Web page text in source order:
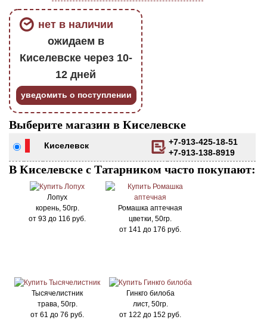
нет в наличии
ожидаем в
Киселевске через 10-
12 дней
уведомить о поступлении
Выберите магазин в Киселевске
Киселевск
+7-913-425-18-51
+7-913-138-8919
В Киселевске с Татарником часто покупают:
Лопух
корень, 50гр.
от 93 до 116 руб.
Ромашка аптечная
цветки, 50гр.
от 141 до 176 руб.
Тысячелистник
трава, 50гр.
от 61 до 76 руб.
Гинкго билоба
лист, 50гр.
от 122 до 152 руб.